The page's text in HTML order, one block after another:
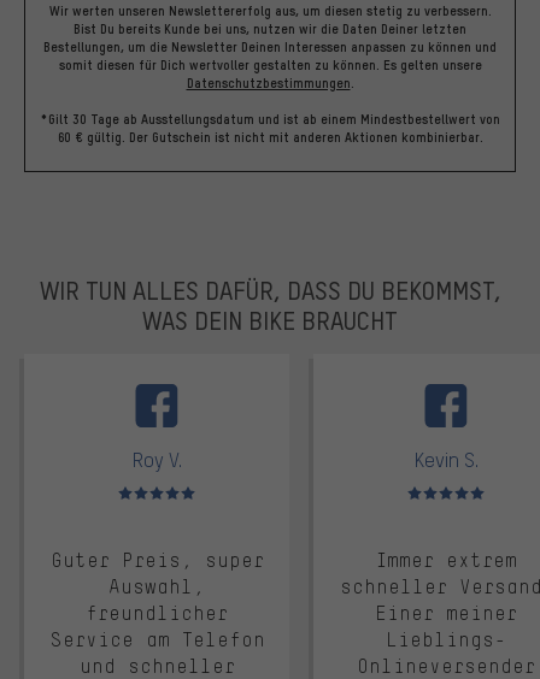
Wir werten unseren Newslettererfolg aus, um diesen stetig zu verbessern.
Bist Du bereits Kunde bei uns, nutzen wir die Daten Deiner letzten
Bestellungen, um die Newsletter Deinen Interessen anpassen zu können und
somit diesen für Dich wertvoller gestalten zu können. Es gelten unsere
Datenschutzbestimmungen.
*Gilt 30 Tage ab Ausstellungsdatum und ist ab einem Mindestbestellwert von
60 € gültig. Der Gutschein ist nicht mit anderen Aktionen kombinierbar.
WIR TUN ALLES DAFÜR, DASS DU BEKOMMST,
WAS DEIN BIKE BRAUCHT
Roy V.
Bewertungen: 5 von 5
Guter Preis, super
Auswahl,
freundlicher
Service am Telefon
und schneller
Kevin S.
Bewertungen: 5 von 5
Immer extrem
schneller
Einer meiner
Lieblings-
Onlineversender